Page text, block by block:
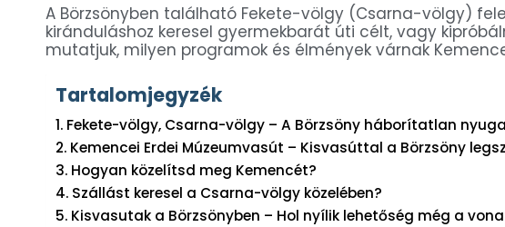
A Börzsönyben található Fekete-völgy (Csarna-völgy)
kiránduláshoz keresel gyermekbarát úti célt, vagy
mutatjuk, milyen programok és élmények várnak
Tartalomjegyzék
Fekete-völgy, Csarna-völgy – A Börzsöny háborítatlan
Kemencei Erdei Múzeumvasút – Kisvasúttal a Börzsöny
Hogyan közelítsd meg Kemencét?
Szállást keresel a Csarna-völgy közelében?
Kisvasutak a Börzsönyben – Hol nyílik lehetőség még a